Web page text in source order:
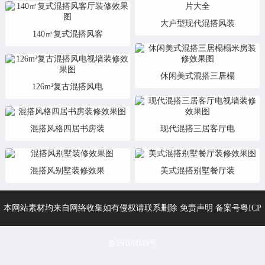
140㎡复式混搭风客
126m²复古混搭风电
混搭风格四居书房装
混搭风别墅装修效果
大户型现代混搭风装
休闲美式混搭三居榻
现代混搭三居客厅电
美式混搭别墅餐厅装
本网站素材均来自网络收集如有侵权请联系删除 免责声明 备案号粤ICP